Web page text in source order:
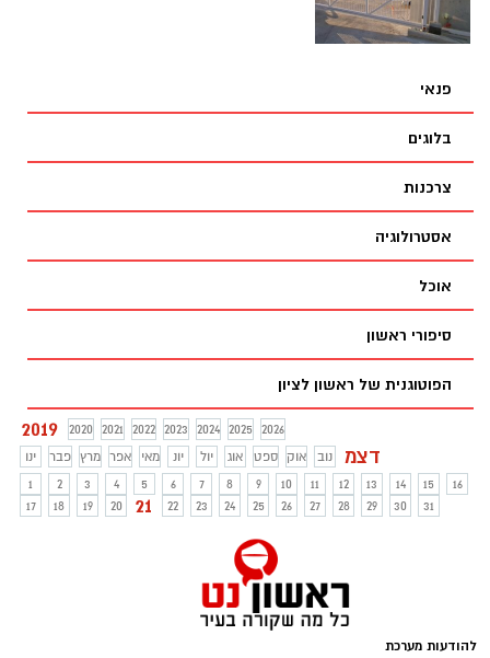
פנאי
בלוגים
צרכנות
אסטרולוגיה
אוכל
סיפורי ראשון
הפוטוגנית של ראשון לציון
2019 2020 2021 2022 2023 2024 2025
2026
ינו
פבר מרץ אפר מאי יונ יול אוג ספט אוק נוב דצמ
1 2 3 4 5 6 7 8 9 10 11 12 13 14 15
16
17
18 19 20 21 22 23 24 25 26 27 28 29 30 31
להודעות מערכת